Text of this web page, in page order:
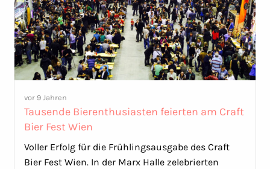
vor 9 Jahren
Tausende Bierenthusiasten feierten am Craft
Bier Fest Wien
Voller Erfolg für die Frühlingsausgabe des Craft
Bier Fest Wien. In der Marx Halle zelebrierten